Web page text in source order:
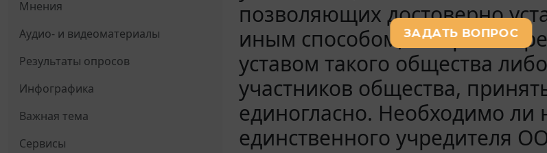
Мнения
Аудио- и видеоматериалы
Результаты опросов
Инфографика
Важная тема
Сервисы
позволяющих достоверно
иным способом, не
уставом такого общества
участников общества,
единогласно. Необходимо
единственного учредителя